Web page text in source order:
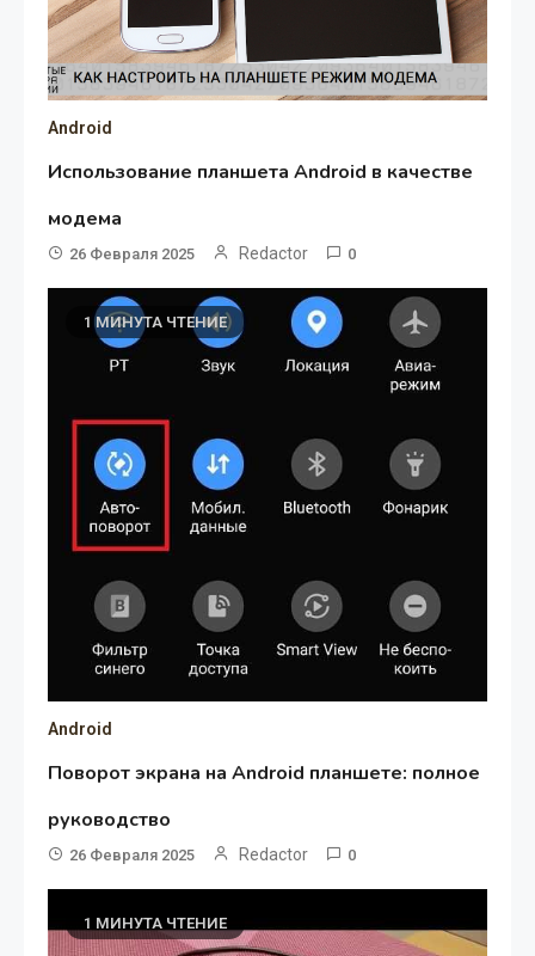
Android
Использование планшета Android в качестве
модема
26 Февраля 2025 Redactor 0
1 МИНУТА ЧТЕНИЕ
Android
Поворот экрана на Android планшете: полное
руководство
26 Февраля 2025 Redactor 0
1 МИНУТА ЧТЕНИЕ